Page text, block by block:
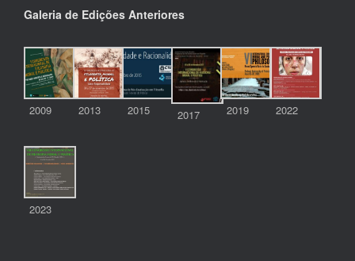
Galeria de Edições Anteriores
2009 2013 2015 2017 2019 2022
2023